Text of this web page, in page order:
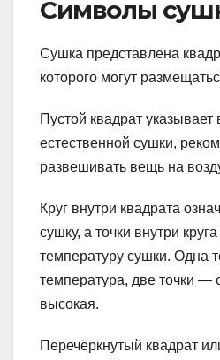
Символы
Сушка представлена
которого могут
Пустой квадрат указывает
естественной сушки,
развешивать вещь на
Круг внутри квадрата
сушку, а точки внутри
температуру сушки. Одна
температура, две точки —
высокая.
Перечёркнутый квадрат